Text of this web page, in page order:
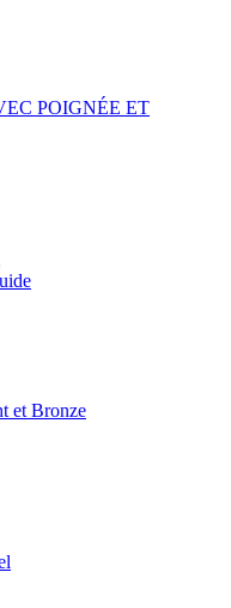
POIGNÉE ET
et Bronze